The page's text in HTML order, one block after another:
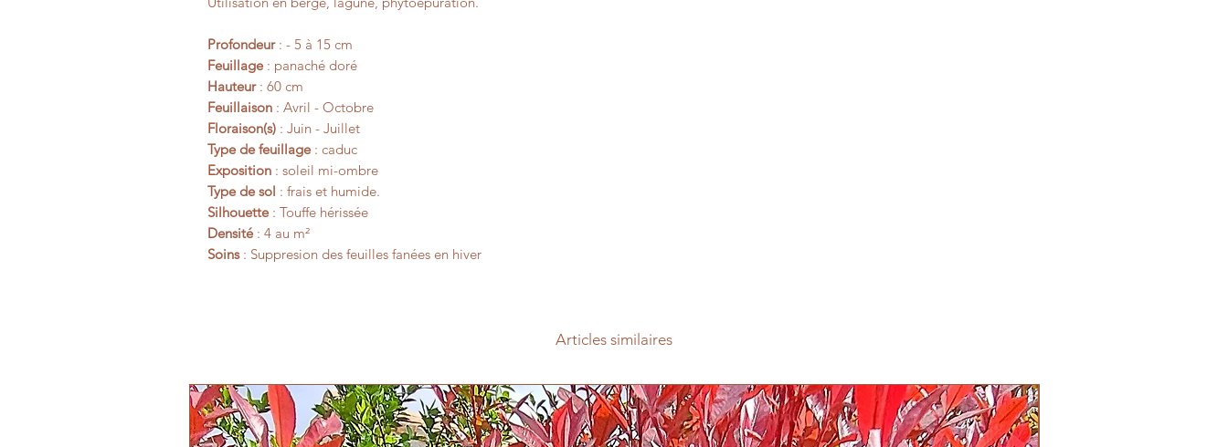
Profondeur: - 5 à 15 cm
Feuillage: panaché doré
Hauteur: 60 cm
Feuillaison : Avril - Octobre
Floraison(s) : Juin - Juillet
Type de feuillage: caduc
Exposition : soleil mi-ombre
Type de sol : frais et humide.
Silhouette: Touffe hérissée
Densité: 4 au m²
Soins: Suppresion des feuilles fanées en hiver
Articles similaires